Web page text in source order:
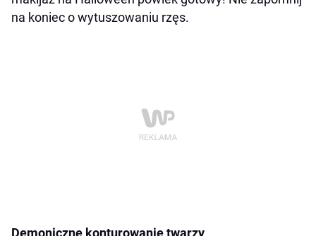
na koniec o wytuszowaniu rzęs.
Demoniczne konturowanie twarzy